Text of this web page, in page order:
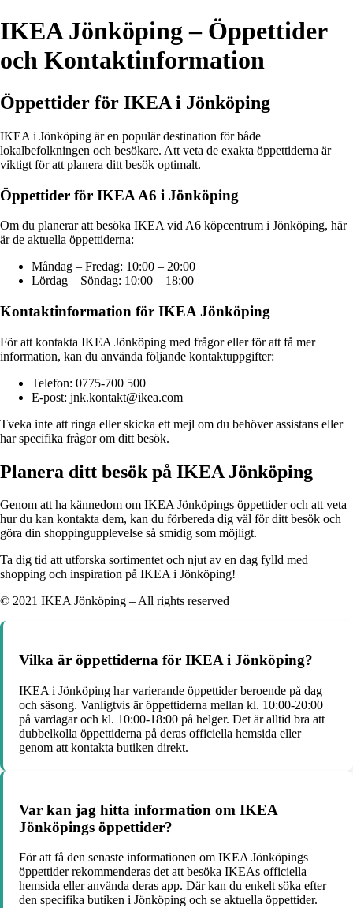
IKEA Jönköping – Öppettider
och Kontaktinformation
Öppettider för IKEA i Jönköping
IKEA i Jönköping är en populär destination för både
lokalbefolkningen och besökare. Att veta de exakta öppettiderna är
viktigt för att planera ditt besök optimalt.
Öppettider för IKEA A6 i Jönköping
Om du planerar att besöka IKEA vid A6 köpcentrum i Jönköping, här
är de aktuella öppettiderna:
Måndag – Fredag: 10:00 – 20:00
Lördag – Söndag: 10:00 – 18:00
Kontaktinformation för IKEA Jönköping
För att kontakta IKEA Jönköping med frågor eller för att få mer
information, kan du använda följande kontaktuppgifter:
Telefon: 0775-700 500
E-post: jnk.kontakt@ikea.com
Tveka inte att ringa eller skicka ett mejl om du behöver assistans eller
har specifika frågor om ditt besök.
Planera ditt besök på IKEA Jönköping
Genom att ha kännedom om IKEA Jönköpings öppettider och att veta
hur du kan kontakta dem, kan du förbereda dig väl för ditt besök och
göra din shoppingupplevelse så smidig som möjligt.
Ta dig tid att utforska sortimentet och njut av en dag fylld med
shopping och inspiration på IKEA i Jönköping!
© 2021 IKEA Jönköping – All rights reserved
Vilka är öppettiderna för IKEA i Jönköping?
IKEA i Jönköping har varierande öppettider beroende på dag
och säsong. Vanligtvis är öppettiderna mellan kl. 10:00-20:00
på vardagar och kl. 10:00-18:00 på helger. Det är alltid bra att
dubbelkolla öppettiderna på deras officiella hemsida eller
genom att kontakta butiken direkt.
Var kan jag hitta information om IKEA
Jönköpings öppettider?
För att få den senaste informationen om IKEA Jönköpings
öppettider rekommenderas det att besöka IKEAs officiella
hemsida eller använda deras app. Där kan du enkelt söka efter
den specifika butiken i Jönköping och se aktuella öppettider.